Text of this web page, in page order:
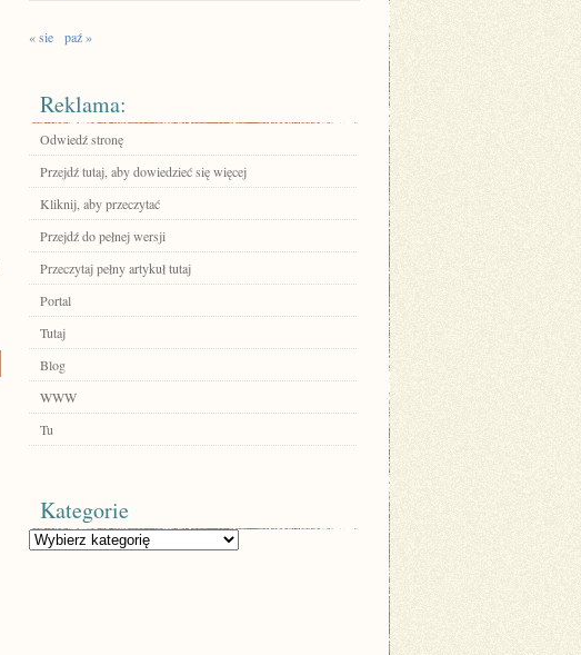
« sie paź »
Reklama:
Odwiedź stronę
Przejdź tutaj, aby dowiedzieć się więcej
Kliknij, aby przeczytać
Przejdź do pełnej wersji
Przeczytaj pełny artykuł tutaj
Portal
Tutaj
Blog
WWW
Tu
Kategorie
Kategorie